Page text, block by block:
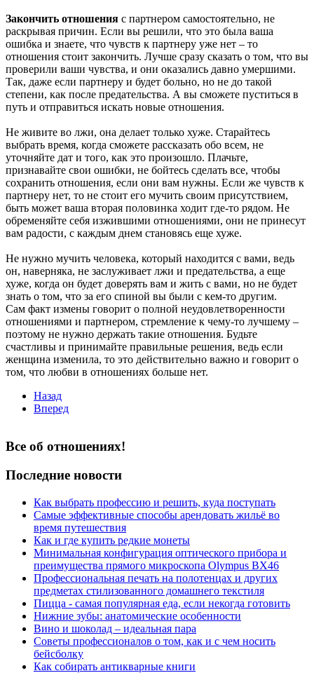
Закончить отношения с партнером самостоятельно, не
раскрывая причин. Если вы решили, что это была ваша
ошибка и знаете, что чувств к партнеру уже нет – то
отношения стоит закончить. Лучше сразу сказать о том, что вы
проверили ваши чувства, и они оказались давно умершими.
Так, даже если партнеру и будет больно, но не до такой
степени, как после предательства. А вы сможете пуститься в
путь и отправиться искать новые отношения.
Не живите во лжи, она делает только хуже. Старайтесь
выбрать время, когда сможете рассказать обо всем, не
уточняйте дат и того, как это произошло. Плачьте,
признавайте свои ошибки, не бойтесь сделать все, чтобы
сохранить отношения, если они вам нужны. Если же чувств к
партнеру нет, то не стоит его мучить своим присутствием,
быть может ваша вторая половинка ходит где-то рядом. Не
обременяйте себя изжившими отношениями, они не принесут
вам радости, с каждым днем становясь еще хуже.
Не нужно мучить человека, который находится с вами, ведь
он, наверняка, не заслуживает лжи и предательства, а еще
хуже, когда он будет доверять вам и жить с вами, но не будет
знать о том, что за его спиной вы были с кем-то другим.
Сам факт измены говорит о полной неудовлетворенности
отношениями и партнером, стремление к чему-то лучшему –
поэтому не нужно держать такие отношения. Будьте
счастливы и принимайте правильные решения, ведь если
женщина изменила, то это действительно важно и говорит о
том, что любви в отношениях больше нет.
Назад
Вперед
Все об отношениях!
Последние новости
Как выбрать профессию и решить, куда поступать
Самые эффективные способы арендовать жильё во
время путешествия
Как и где купить редкие монеты
Минимальная конфигурация оптического прибора и
преимущества прямого микроскопа Olympus BX46
Профессиональная печать на полотенцах и других
предметах стилизованного домашнего текстиля
Пицца - самая популярная еда, если некогда готовить
Нижние зубы: анатомические особенности
Вино и шоколад – идеальная пара
Советы профессионалов о том, как и с чем носить
бейсболку
Как собирать антикварные книги